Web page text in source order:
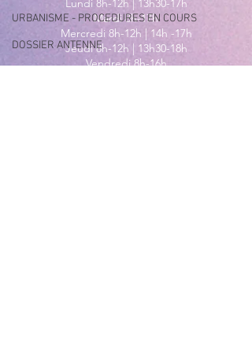
URBANISME - PROCEDURES EN COURS
DOSSIER ANTENNE
Lundi 8h-12h | 13h30-17h
Mardi 8h-17h
Mercredi 8h-12h | 14h -17h
Jeudi 8h-12h | 13h30-18h
Vendredi 8h-16h